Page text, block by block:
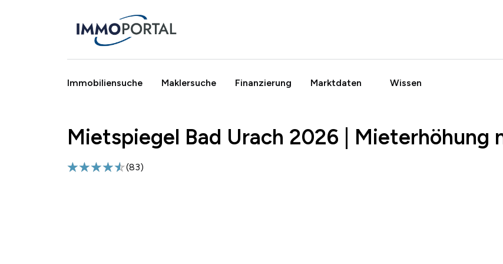
Immobiliensuche Maklersuche Finanzierung Marktdaten Wissen
Breadcrumb
Mietspiegel Bad Urach 2026 | Mieterhöhung
(83)